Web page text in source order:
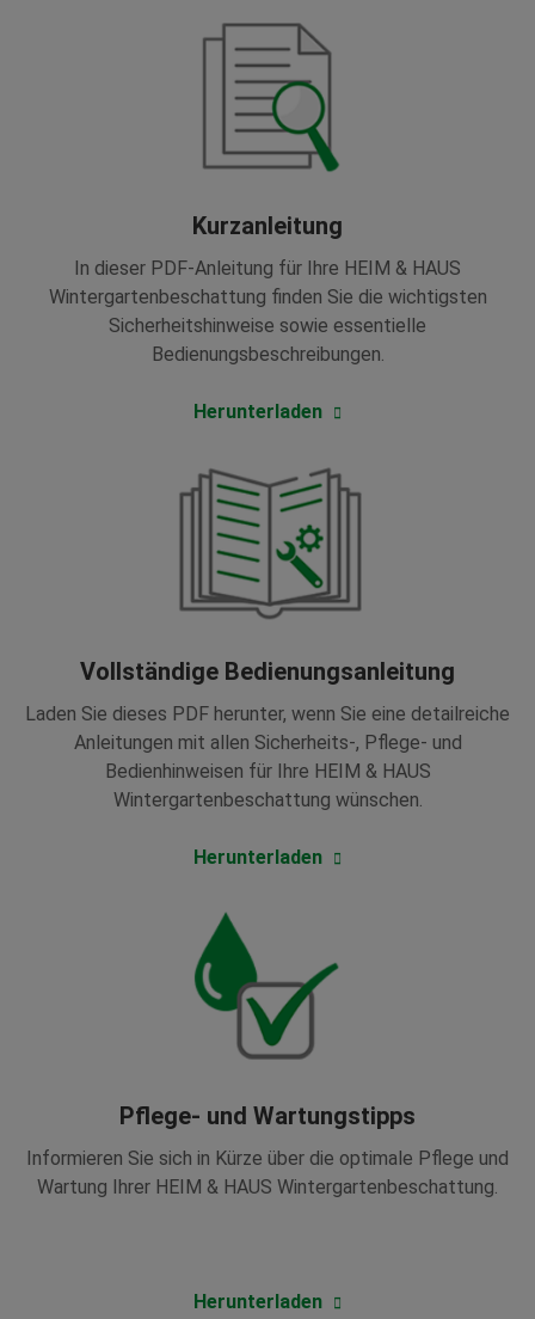
Kurzanleitung
In dieser PDF-Anleitung für Ihre HEIM & HAUS
Wintergartenbeschattung finden Sie die wichtigsten
Sicherheitshinweise sowie essentielle
Bedienungsbeschreibungen.
Herunterladen
Vollständige Bedienungsanleitung
Laden Sie dieses PDF herunter, wenn Sie eine detailreiche
Anleitungen mit allen Sicherheits-, Pflege- und
Bedienhinweisen für Ihre HEIM & HAUS
Wintergartenbeschattung wünschen.
Herunterladen
Pflege- und Wartungstipps
Informieren Sie sich in Kürze über die optimale Pflege und
Wartung Ihrer HEIM & HAUS Wintergartenbeschattung.
Herunterladen